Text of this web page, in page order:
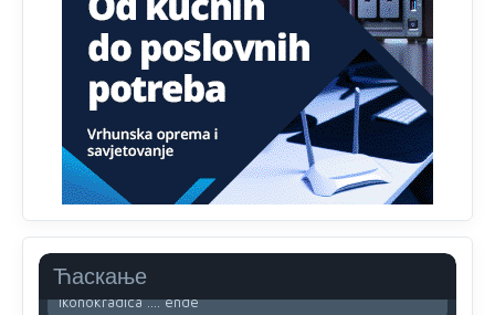
Ћаскање
Sto bogatiji-to skrtiji,sto tisi-to opasniji,sto pricivljiviji-to
gluplji,sto ljepsi-to razmazaniji,sto emotivniji-to
iskreniji,sto jaci- to bezdusniji,sto sladji u govoru-to
veci prevarant...
Анонимно2802132
Mnogi nesposobni ljudi su daleko dogurali. Ko je
nesposoban može raditi sve. Sposobni rade samo ono
što znaju.
....i onda su na tenkovima NATO pakta, na vlast došli
jedna baba i jedan švercer dezerter ratni profiter i
ikonokradica .... ende